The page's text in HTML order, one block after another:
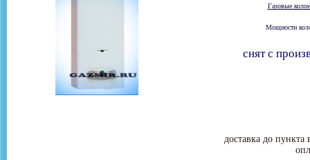
Газовые
Мощности
доставка до
снят с